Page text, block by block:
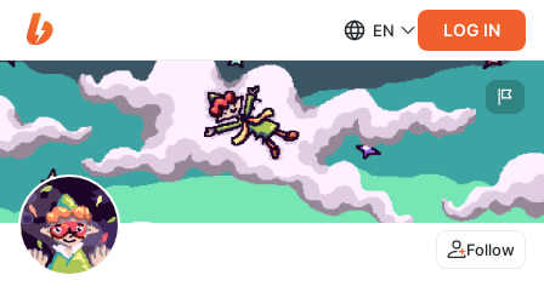
EN LOG IN
Follow